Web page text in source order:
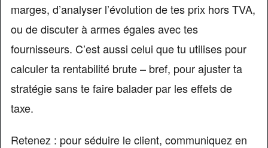
marges, d’analyser l’évolution de tes prix hors TVA,
ou de discuter à armes égales avec tes
fournisseurs. C’est aussi celui que tu utilises pour
calculer ta rentabilité brute – bref, pour ajuster ta
stratégie sans te faire balader par les effets de
taxe.
Retenez : pour séduire le client, communiquez en